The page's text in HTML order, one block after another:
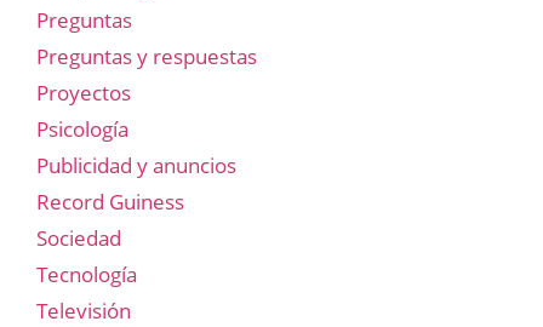
Preguntas
Preguntas y respuestas
Proyectos
Psicología
Publicidad y anuncios
Record Guiness
Sociedad
Tecnología
Televisión